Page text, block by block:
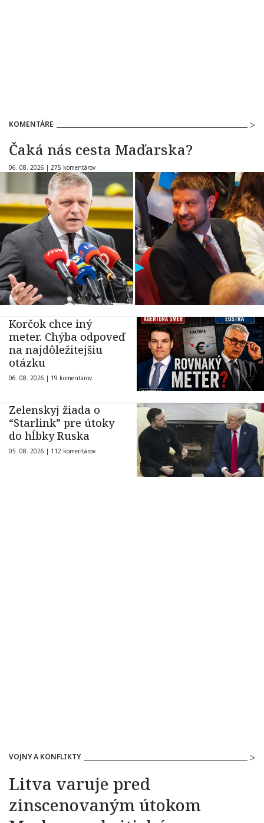
KOMENTÁRE
Čaká nás cesta Maďarska?
06. 08. 2026 | 275 komentárov
Korčok chce iný
meter. Chýba odpoveď
na najdôležitejšiu
otázku
06. 08. 2026 | 19 komentárov
Zelenskyj žiada o
“Starlink” pre útoky
do hĺbky Ruska
05. 08. 2026 | 112 komentárov
VOJNY A KONFLIKTY
Litva varuje pred
zinscenovaným útokom